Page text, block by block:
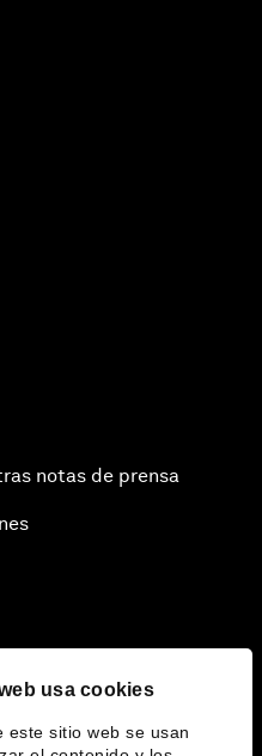
usa cookies
este sitio web se usan
notas de prensa